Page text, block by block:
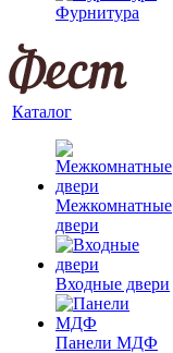
Фурнитура
Каталог
Межкомнатные
двери
Входные двери
Панели МДФ